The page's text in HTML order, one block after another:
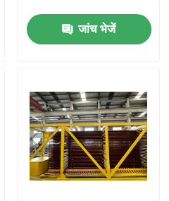
जांच भेजें